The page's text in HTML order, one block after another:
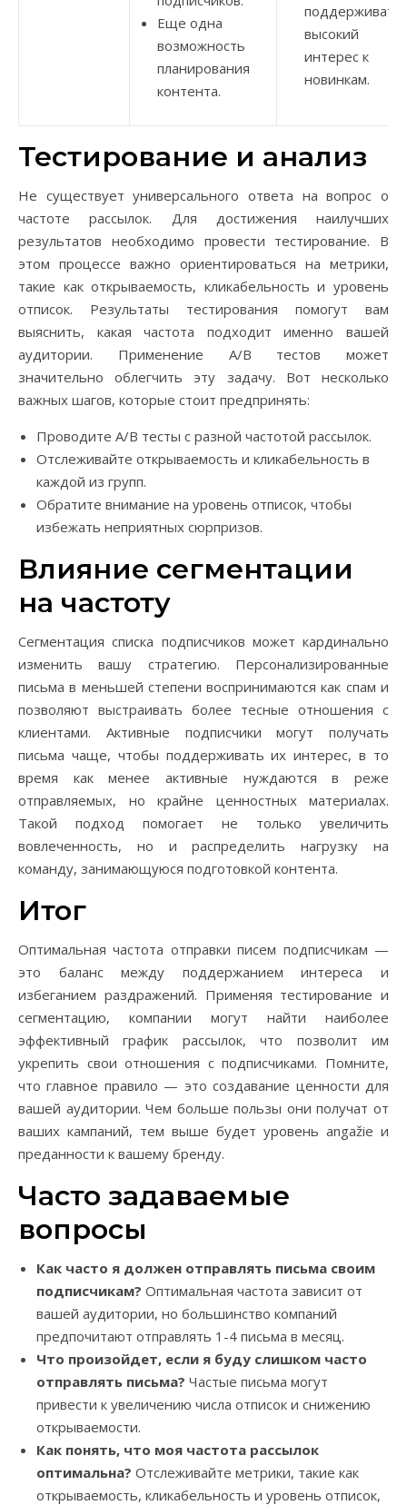
Еще одна
возможность
планирования
контента.
поддерживать
высокий
интерес к
новинкам.
Тестирование и анализ
Не существует универсального ответа на вопрос о
частоте рассылок. Для достижения наилучших
результатов необходимо провести тестирование. В
этом процессе важно ориентироваться на метрики,
такие как открываемость, кликабельность и уровень
отписок. Результаты тестирования помогут вам
выяснить, какая частота подходит именно вашей
аудитории. Применение A/B тестов может
значительно облегчить эту задачу. Вот несколько
важных шагов, которые стоит предпринять:
Проводите A/B тесты с разной частотой рассылок.
Отслеживайте открываемость и кликабельность в
каждой из групп.
Обратите внимание на уровень отписок, чтобы
избежать неприятных сюрпризов.
Влияние сегментации
на частоту
Сегментация списка подписчиков может кардинально
изменить вашу стратегию. Персонализированные
письма в меньшей степени воспринимаются как спам и
позволяют выстраивать более тесные отношения с
клиентами. Активные подписчики могут получать
письма чаще, чтобы поддерживать их интерес, в то
время как менее активные нуждаются в реже
отправляемых, но крайне ценностных материалах.
Такой подход помогает не только увеличить
вовлеченность, но и распределить нагрузку на
команду, занимающуюся подготовкой контента.
Итог
Оптимальная частота отправки писем подписчикам —
это баланс между поддержанием интереса и
избеганием раздражений. Применяя тестирование и
сегментацию, компании могут найти наиболее
эффективный график рассылок, что позволит им
укрепить свои отношения с подписчиками. Помните,
что главное правило — это создавание ценности для
вашей аудитории. Чем больше пользы они получат от
ваших кампаний, тем выше будет уровень angažie и
преданности к вашему бренду.
Часто задаваемые
вопросы
Как часто я должен отправлять письма своим
подписчикам? Оптимальная частота зависит от
вашей аудитории, но большинство компаний
предпочитают отправлять 1-4 письма в месяц.
Что произойдет, если я буду слишком часто
отправлять письма? Частые письма могут
привести к увеличению числа отписок и снижению
открываемости.
Как понять, что моя частота рассылок
оптимальна? Отслеживайте метрики, такие как
открываемость, кликабельность и уровень отписок,